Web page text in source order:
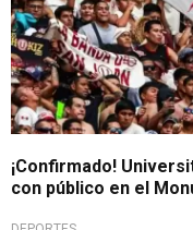
¡Confirmado!
con público en el